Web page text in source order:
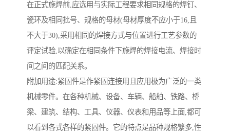
在正式施焊前,应选用与实际工程要求相同规格的焊钉、
瓷环及相同批号、规格的母材(母材厚度不应小于16,且
不大于30),采用相同的焊接方式与位置进行工艺参数的
评定试验,以确定在相同条件下施焊的焊接电流、焊接时
间之间的匹配关系。
附加用途:紧固件是作紧固连接用且应用极为广泛的一类
机械零件。在各种机械、设备、车辆、船舶、铁路、桥
梁、建筑、结构、工具、仪器、仪表和用品等上面,都可
以看到各式各样的紧固件。它的特点是品种规格繁多,性